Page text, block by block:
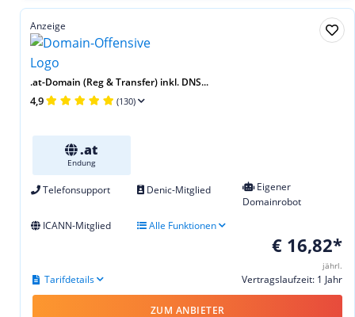
Anzeige
.at-Domain (Reg & Transfer) inkl. DNS...
4,9 (130)
.at
Endung
Telefonsupport Denic-Mitglied
Eigener
Domainrobot
ICANN-Mitglied
Alle Funktionen
€ 16,82*
jährl.
Vertragslaufzeit: 1 Jahr
Tarifdetails
ZUM ANBIETER